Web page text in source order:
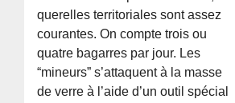
querelles territoriales sont assez
courantes. On compte trois ou
quatre bagarres par jour. Les
“mineurs” s’attaquent à la masse
de verre à l’aide d’un outil spécial